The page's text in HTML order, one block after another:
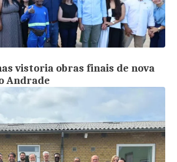
vistoria obras finais de nova
Andrade